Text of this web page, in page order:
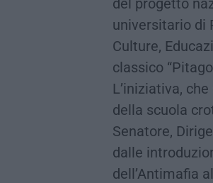
universitario di
Culture,
classico
L’iniziativa,
della scuola
Senatore,
dalle
dell’Antimafia